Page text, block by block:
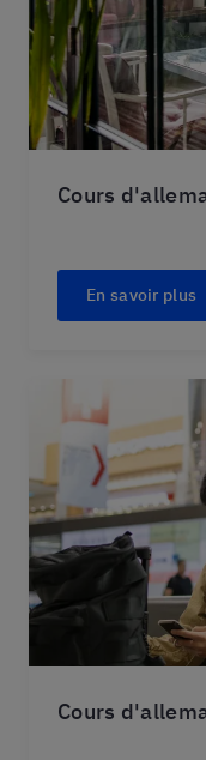
Cours
En savoir plus
Cours